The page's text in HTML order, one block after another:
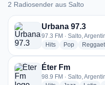
2 Radiosender aus Salto
2 Radiosender aus Salto
Urbana 97.3
97.3 FM · Salto,
Hitsradio stations
Popradio
Éter Fm
98.9 FM · Salto,